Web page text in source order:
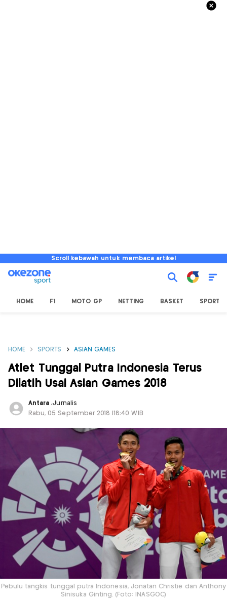
Scroll kebawah untuk membaca artikel
HOME F1 MOTO GP NETTING BASKET SPORT
HOME SPORTS ASIAN GAMES
Atlet Tunggal Putra Indonesia Terus
Dilatih Usai Asian Games 2018
Antara,Jurnalis
Rabu, 05 September 2018 |18:40 WIB
Pebulu tangkis tunggal putra Indonesia, Jonatan Christie dan Anthony
Sinisuka Ginting. (Foto: INASGOC)